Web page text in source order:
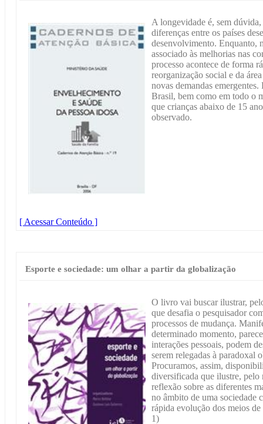
A longevidade é, sem
diferenças entre os países
desenvolvimento. Enquanto,
associado às melhorias nas
processo acontece de forma
reorganização social e da
novas demandas
Brasil, bem como em todo o
que crianças abaixo de 15
observado.
[ Acessar Conteúdo ]
Esporte e sociedade: um olhar a partir da globalização
O livro vai buscar ilustrar,
que desafia o pesquisador
processos de mudança.
determinado momento,
interações pessoais, podem
serem relegadas à paradoxal
Procuramos, assim,
diversificada que ilustre, pelo
reflexão sobre as diferentes
no âmbito de uma sociedade
rápida evolução dos meios
1)